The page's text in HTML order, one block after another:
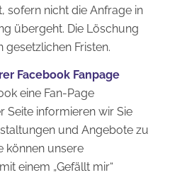
sofern nicht die Anfrage in
übergeht. Die Löschung
Fristen.
Facebook Fanpage
eine Fan-Page
Seite informieren wir Sie
und Angebote zu
können unsere
einem „Gefällt mir“